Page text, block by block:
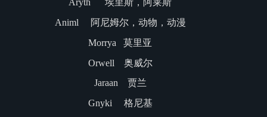
Aryth 埃里斯，阿莱斯
Animl 阿尼姆尔，动物，动漫
Morrya 莫里亚
Orwell 奥威尔
Jaraan 贾兰
Gnyki 格尼基